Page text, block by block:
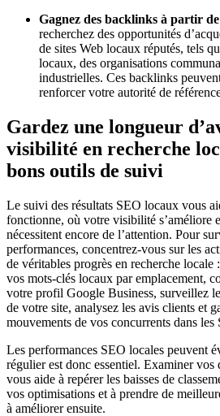
Gagnez des backlinks à partir
recherchez des opportunités
de sites Web locaux réputés, tels
locaux, des organisations
industrielles. Ces backlinks
renforcer votre autorité de
Gardez une longueur
visibilité en recherche
bons outils de suivi
Le suivi des résultats SEO locaux vous
fonctionne, où votre visibilité s’améliore
nécessitent encore de l’attention. Pour
performances, concentrez-vous sur les
de véritables progrès en recherche locale
vos mots-clés locaux par emplacement,
votre profil Google Business, surveillez
de votre site, analysez les avis clients et
mouvements de vos concurrents dans les
Les performances SEO locales peuvent
régulier est donc essentiel. Examiner vos
vous aide à repérer les baisses de
vos optimisations et à prendre de
à améliorer ensuite.